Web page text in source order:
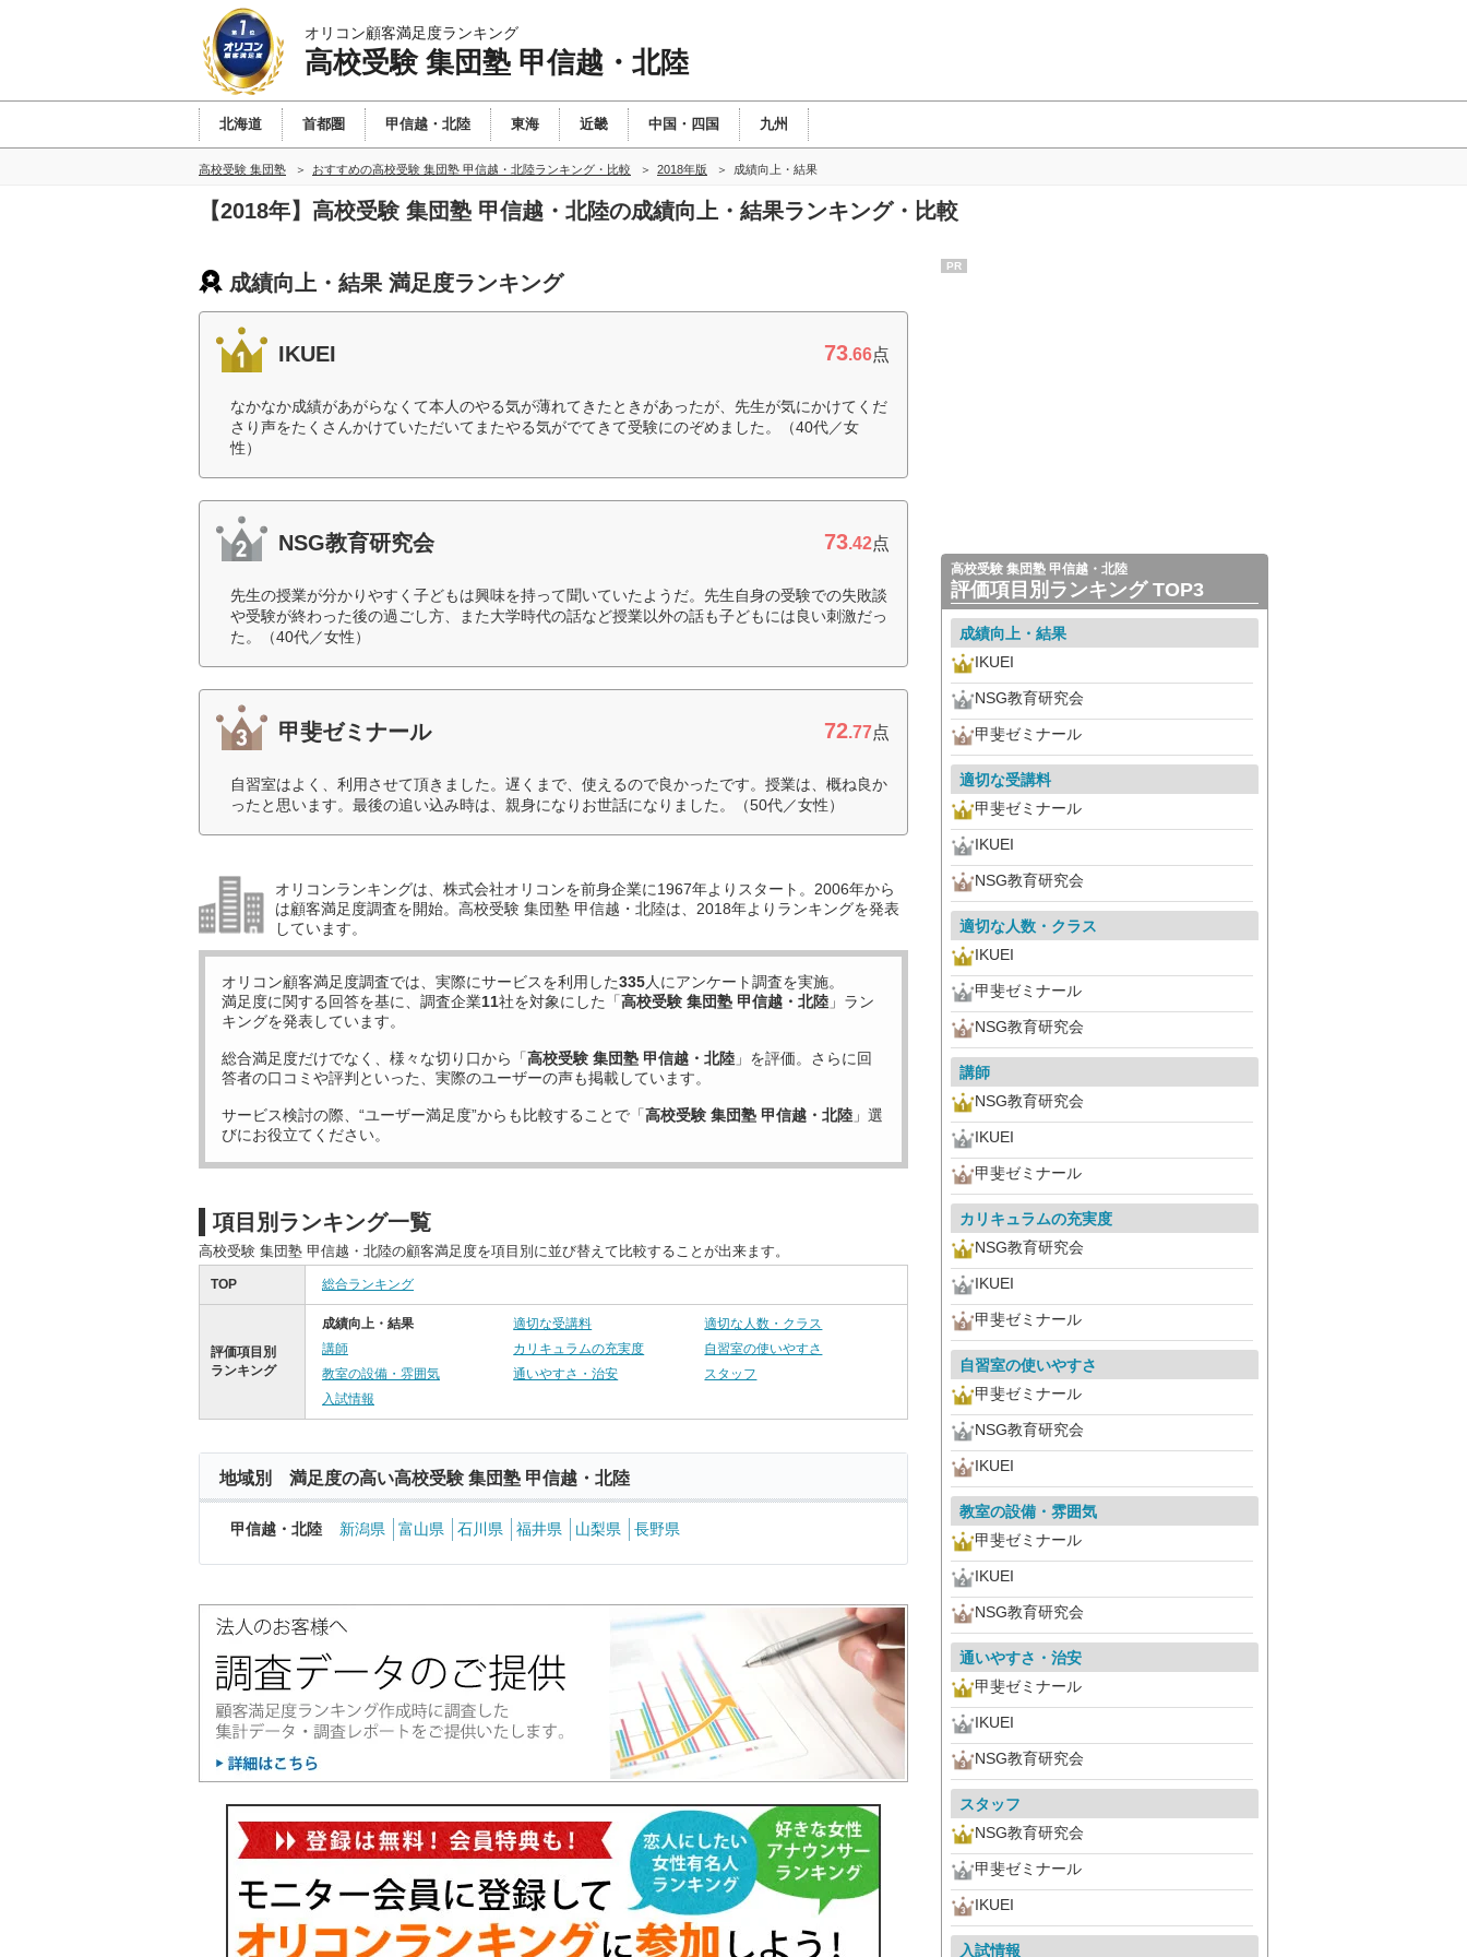
オリコン顧客満足度ランキング
高校受験 集団塾 甲信越・北陸
北海道 首都圏 甲信越・北陸 東海 近畿 中国・四国 九州
高校受験 集団塾 おすすめの高校受験 集団塾 甲信越・北陸ランキング・比較 2018年版 成績向上・結果
【2018年】高校受験 集団塾 甲信越・北陸の成績向上・結果ランキング・比較
成績向上・結果 満足度ランキング
IKUEI 73.66点
なかなか成績があがらなくて本人のやる気が薄れてきたときがあったが、先生が気にかけてくだ
さり声をたくさんかけていただいてまたやる気がでてきて受験にのぞめました。（40代／女
性）
NSG教育研究会 73.42点
先生の授業が分かりやすく子どもは興味を持って聞いていたようだ。先生自身の受験での失敗談
や受験が終わった後の過ごし方、また大学時代の話など授業以外の話も子どもには良い刺激だっ
た。（40代／女性）
甲斐ゼミナール 72.77点
自習室はよく、利用させて頂きました。遅くまで、使えるので良かったです。授業は、概ね良か
ったと思います。最後の追い込み時は、親身になりお世話になりました。（50代／女性）
オリコンランキングは、株式会社オリコンを前身企業に1967年よりスタート。2006年から
は顧客満足度調査を開始。高校受験 集団塾 甲信越・北陸は、2018年よりランキングを発表
しています。
オリコン顧客満足度調査では、実際にサービスを利用した335人にアンケート調査を実施。
満足度に関する回答を基に、調査企業11社を対象にした「高校受験 集団塾 甲信越・北陸 」ラン
キングを発表しています。
総合満足度だけでなく、様々な切り口から「高校受験 集団塾 甲信越・北陸 」を評価。さらに回
答者の口コミや評判といった、実際のユーザーの声も掲載しています。
サービス検討の際、“ユーザー満足度”からも比較することで「高校受験 集団塾 甲信越・北陸 」選
びにお役立てください。
項目別ランキング一覧
高校受験 集団塾 甲信越・北陸の顧客満足度を項目別に並び替えて比較することが出来ます。
TOP 総合ランキング
評価項目別
ランキング
成績向上・結果 適切な受講料
適切な人数・クラス
講師
カリキュラムの充実度
自習室の使いやすさ
教室の設備・雰囲気
通いやすさ・治安
スタッフ
入試情報
地域別 満足度の高い高校受験 集団塾 甲信越・北陸
甲信越・北陸 新潟県 富山県 石川県 福井県 山梨県 長野県
PR
高校受験 集団塾 甲信越・北陸
評価項目別ランキング TOP3
成績向上・結果
IKUEI
NSG教育研究会
甲斐ゼミナール
適切な受講料
甲斐ゼミナール
IKUEI
NSG教育研究会
適切な人数・クラス
IKUEI
甲斐ゼミナール
NSG教育研究会
講師
NSG教育研究会
IKUEI
甲斐ゼミナール
カリキュラムの充実度
NSG教育研究会
IKUEI
甲斐ゼミナール
自習室の使いやすさ
甲斐ゼミナール
NSG教育研究会
IKUEI
教室の設備・雰囲気
甲斐ゼミナール
IKUEI
NSG教育研究会
通いやすさ・治安
甲斐ゼミナール
IKUEI
NSG教育研究会
スタッフ
NSG教育研究会
甲斐ゼミナール
IKUEI
入試情報